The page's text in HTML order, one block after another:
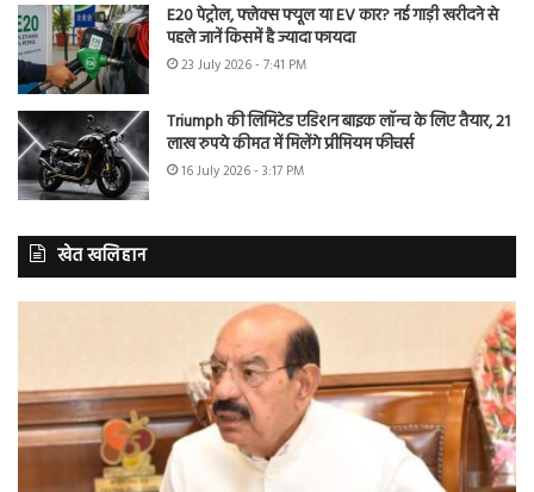
E20 पेट्रोल, फ्लेक्स फ्यूल या EV कार? नई गाड़ी खरीदने से
पहले जानें किसमें है ज्यादा फायदा
23 July 2026 - 7:41 PM
Triumph की लिमिटेड एडिशन बाइक लॉन्च के लिए तैयार, 21
लाख रुपये कीमत में मिलेंगे प्रीमियम फीचर्स
16 July 2026 - 3:17 PM
खेत खलिहान